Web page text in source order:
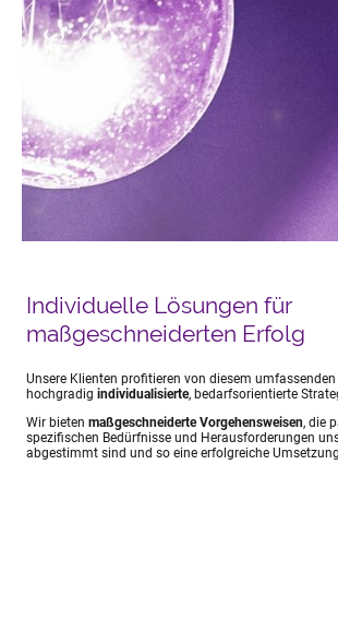
Individuelle Lösungen für
maßgeschneiderten Erfolg
Unsere Klienten profitieren von diesem umfassenden
hochgradig individualisierte, bedarfsorientierte
Wir bieten maßgeschneiderte Vorgehensweisen, die
spezifischen Bedürfnisse und Herausforderungen
abgestimmt sind und so eine erfolgreiche